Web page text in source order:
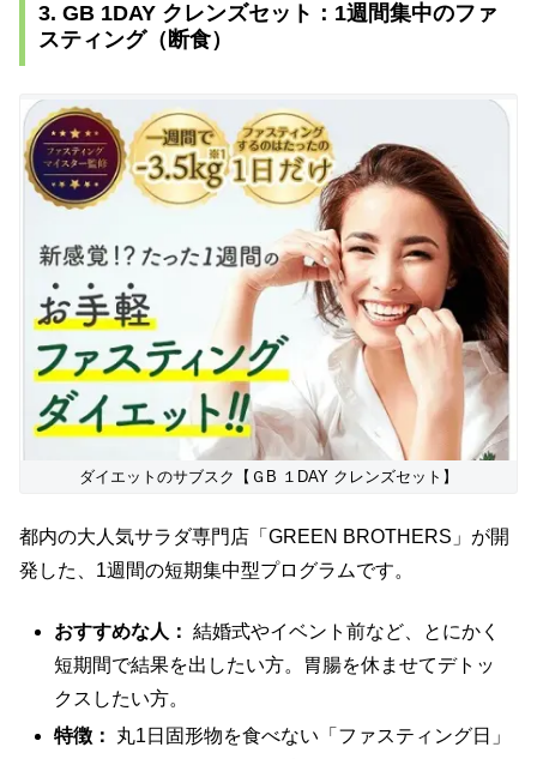
3. GB 1DAY クレンズセット：1週間集中のファ
スティング（断食）
ダイエットのサブスク【ＧB １DAY クレンズセット】
都内の大人気サラダ専門店「GREEN BROTHERS」が開
発した、1週間の短期集中型プログラムです。
おすすめな人： 結婚式やイベント前など、とにかく
短期間で結果を出したい方。胃腸を休ませてデトッ
クスしたい方。
特徴：
丸1日固形物を食べない「ファスティング日」